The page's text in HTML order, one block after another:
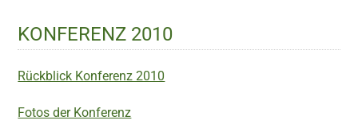
KONFERENZ 2010
Rückblick Konferenz 2010
Fotos der Konferenz